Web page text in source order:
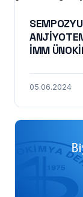
İMM
05.06.2024